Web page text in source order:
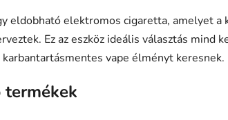
eldobható elektromos cigaretta, amelyet a
Ez az eszköz ideális választás mind
karbantartásmentes vape élményt keresnek.
termékek